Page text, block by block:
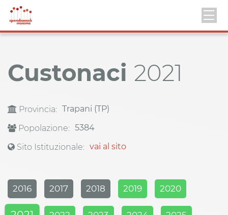
Custonaci 2021
Provincia: Trapani (TP)
Popolazione: 5384
Sito Istituzionale: vai al sito
2016 2017 2018 2019 2020